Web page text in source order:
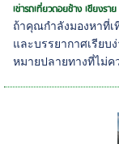
เช่ารถเที่ยวดอยช้าง เชียงร
ถ้าคุณกำลังมองหาที่เ
และบรรยากาศเรีย
หมายปลายทางที่ไม่ค